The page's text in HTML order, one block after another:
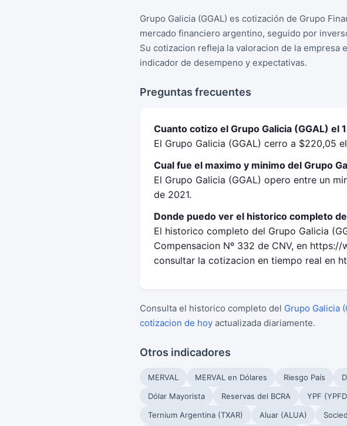
Grupo Galicia (GGAL) es cotización de Grupo
mercado financiero argentino, seguido por
Su cotizacion refleja la valoracion de la
indicador de desempeno y expectativas.
Preguntas frecuentes
Cuanto cotizo el Grupo Galicia (GGAL) el
El Grupo Galicia (GGAL) cerro a $220,05
Cual fue el maximo y minimo del Grupo
El Grupo Galicia (GGAL) opero entre un
de 2021.
Donde puedo ver el historico completo
El historico completo del Grupo Galicia
Compensacion Nº 332 de CNV, en
consultar la cotizacion en tiempo real en
Consulta el historico completo del Grupo Galicia
cotizacion de hoy actualizada diariamente.
Otros indicadores
MERVAL MERVAL en Dólares Riesgo País
Dólar Mayorista
Reservas del BCRA YPF
Ternium Argentina (TXAR)
Aluar (ALUA)